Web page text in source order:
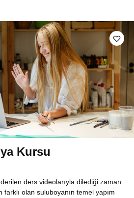
Kursu
ders videolarıyla dilediği zaman
olan suluboyanın temel yapım